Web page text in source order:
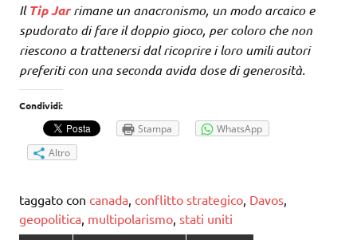
IlTip Jarrimane un anacronismo, un modo arcaico e
spudorato di fare il doppio gioco, per coloro che non
riescono a trattenersi dal ricoprire i loro umili autori
preferiti con una seconda avida dose di generosità.
Condividi:
Stampa
WhatsApp
Altro
taggato con canada, conflitto strategico, Davos,
geopolitica, multipolarismo, stati uniti